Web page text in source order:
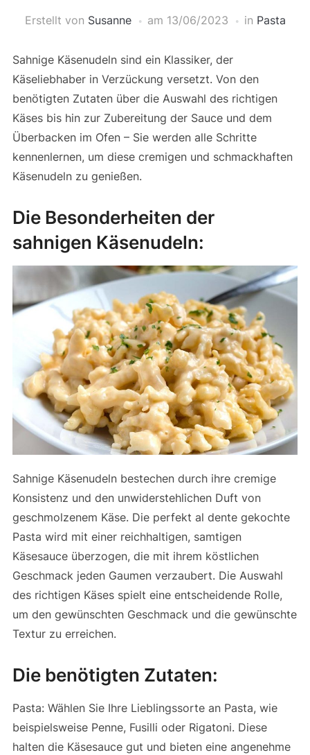
Erstellt von Susanne am 13/06/2023 in Pasta
Sahnige Käsenudeln sind ein Klassiker, der
Käseliebhaber in Verzückung versetzt. Von den
benötigten Zutaten über die Auswahl des richtigen
Käses bis hin zur Zubereitung der Sauce und dem
Überbacken im Ofen – Sie werden alle Schritte
kennenlernen, um diese cremigen und schmackhaften
Käsenudeln zu genießen.
Die Besonderheiten der
sahnigen Käsenudeln:
Sahnige Käsenudeln bestechen durch ihre cremige
Konsistenz und den unwiderstehlichen Duft von
geschmolzenem Käse. Die perfekt al dente gekochte
Pasta wird mit einer reichhaltigen, samtigen
Käsesauce überzogen, die mit ihrem köstlichen
Geschmack jeden Gaumen verzaubert. Die Auswahl
des richtigen Käses spielt eine entscheidende Rolle,
um den gewünschten Geschmack und die gewünschte
Textur zu erreichen.
Die benötigten Zutaten:
Pasta: Wählen Sie Ihre Lieblingssorte an Pasta, wie
beispielsweise Penne, Fusilli oder Rigatoni. Diese
halten die Käsesauce gut und bieten eine angenehme